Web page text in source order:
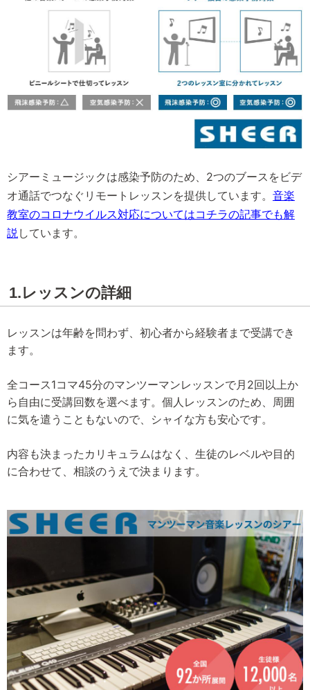
シアーミュージックは感染予防のため、2つのブースをビデ
オ通話でつなぐリモートレッスンを提供しています。 音楽
教室のコロナウイルス対応についてはコチラの記事でも解
説 しています。
1.レッスンの詳細
レッスンは年齢を問わず、初心者から経験者まで受講でき
ます。
全コース1コマ45分のマンツーマンレッスンで月2回以上か
ら自由に受講回数を選べます。個人レッスンのため、周囲
に気を遣うこともないので、シャイな方も安心です。
内容も決まったカリキュラムはなく、生徒のレベルや目的
に合わせて、相談のうえで決まります。